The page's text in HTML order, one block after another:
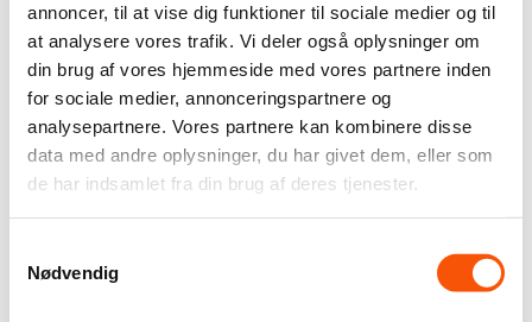
annoncer, til at vise dig funktioner til sociale medier og til
at analysere vores trafik. Vi deler også oplysninger om
din brug af vores hjemmeside med vores partnere inden
for sociale medier, annonceringspartnere og
analysepartnere. Vores partnere kan kombinere disse
data med andre oplysninger, du har givet dem, eller som
de har indsamlet fra din brug af deres tjenester.
Nødvendig